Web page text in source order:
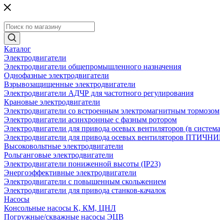
Каталог
Электродвигатели
Электродвигатели общепромышленного назначения
Однофазные электродвигатели
Взрывозащищенные электродвигатели
Электродвигатели АДЧР для частотного регулирования
Крановые электродвигатели
Электродвигатели со встроенным электромагнитным тормозом
Электродвигатели асинхронные с фазным ротором
Электродвигатели для привода осевых вентиляторов (в
Электродвигатели для привода осевых вентиляторов
Высоковольтные электродвигатели
Рольганговые электродвигатели
Электродвигатели пониженной высоты (IP23)
Энергоэффективные электродвигатели
Электродвигатели с повышенным скольжением
Электродвигатели для привода станков-качалок
Насосы
Консольные насосы К, КМ, ЦНЛ
Погружные/скважные насосы ЭЦВ